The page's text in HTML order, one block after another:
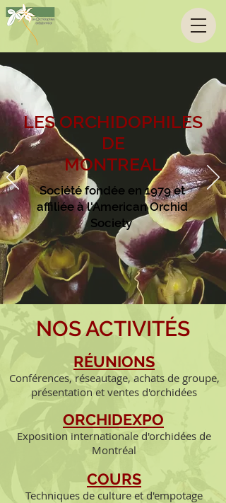
LES ORCHIDOPHILES
DE
MONTREAL
Société fondée en 1979 et
affiliée à l'American Orchid
Society
NOS ACTIVITÉS
RÉUNIONS
Conférences, réseautage, achats de groupe,
présentation et ventes d'orchidées
ORCHIDEXPO
Exposition internationale d'orchidées de
Montréal
COURS
Techniques de culture et d'empotage